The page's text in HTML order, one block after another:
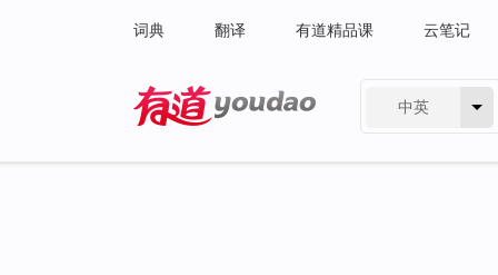
词典 翻译 有道精品课 云笔记
中英